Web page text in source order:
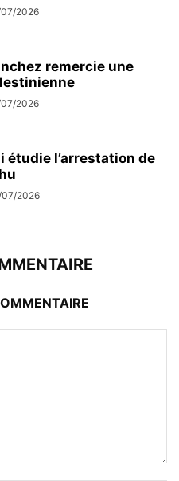
2026
remercie une
2026
étudie l’arrestation de
2026